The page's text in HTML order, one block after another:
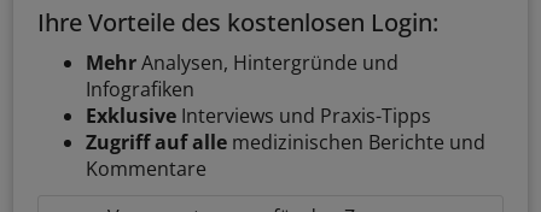
Ihre Vorteile des kostenlosen Login:
MehrAnalysen, Hintergründe und
Infografiken
Exklusive Interviews und Praxis-Tipps
Zugriff auf alle medizinischen Berichte und
Kommentare